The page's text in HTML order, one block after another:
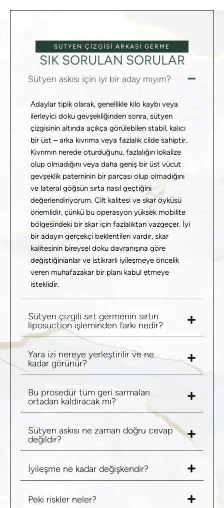
SUTYEN ÇIZGISI ARKASI GERME
SIK SORULAN SORULAR
Sütyen askısı için iyi bir aday mıyım?
Adaylar tipik olarak, genellikle kilo kaybı veya
ilerleyici doku gevşekliğinden sonra, sütyen
çizgisinin altında açıkça görülebilen stabil, kalıcı
bir üst – arka kıvrıma veya fazlalık cilde sahiptir.
Kıvrımın nerede oturduğunu, fazlalığın lokalize
olup olmadığını veya daha geniş bir üst vücut
gevşeklik paterninin bir parçası olup olmadığını
ve lateral göğsün sırta nasıl geçtiğini
değerlendiriyorum. Cilt kalitesi ve skar öyküsü
önemlidir, çünkü bu operasyon yüksek mobilite
bölgesindeki bir skar için fazlalıktan vazgeçer. İyi
bir adayın gerçekçi beklentileri vardır, skar
kalitesinin bireysel doku davranışına göre
değiştiğinianlar ve istikrarlı iyileşmeye öncelik
veren muhafazakar bir planı kabul etmeye
isteklidir.
Sütyen çizgili sırt germenin sırtın
liposuction işleminden farkı nedir?
Yara izi nereye yerleştirilir ve ne
kadar görünür?
Bu prosedür tüm geri sarmaları
ortadan kaldıracak mı?
Sütyen askısı ne zaman doğru cevap
değildir?
İyileşme ne kadar değişkendir?
Peki riskler neler?